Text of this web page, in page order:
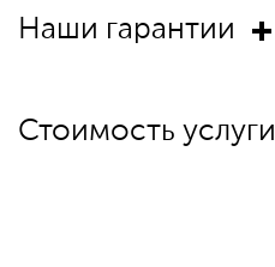
Наши гарантии
Стоимость услуги